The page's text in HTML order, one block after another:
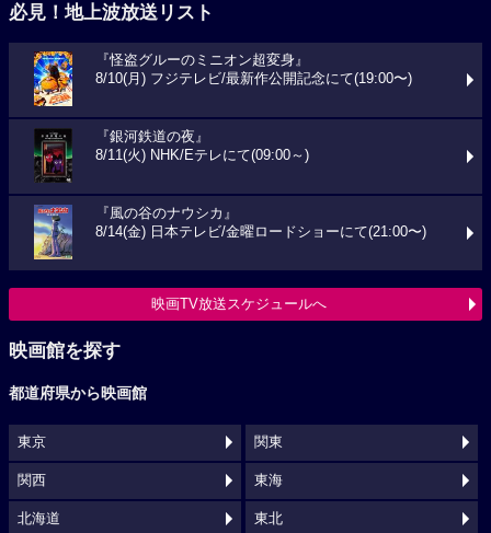
必見！地上波放送リスト
『怪盗グルーのミニオン超変身』
8/10(月) フジテレビ/最新作公開記念にて(19:00〜)
『銀河鉄道の夜』
8/11(火) NHK/Eテレにて(09:00～)
『風の谷のナウシカ』
8/14(金) 日本テレビ/金曜ロードショーにて(21:00〜)
映画TV放送スケジュールへ
映画館を探す
都道府県から映画館
東京 関東
関西 東海
北海道 東北